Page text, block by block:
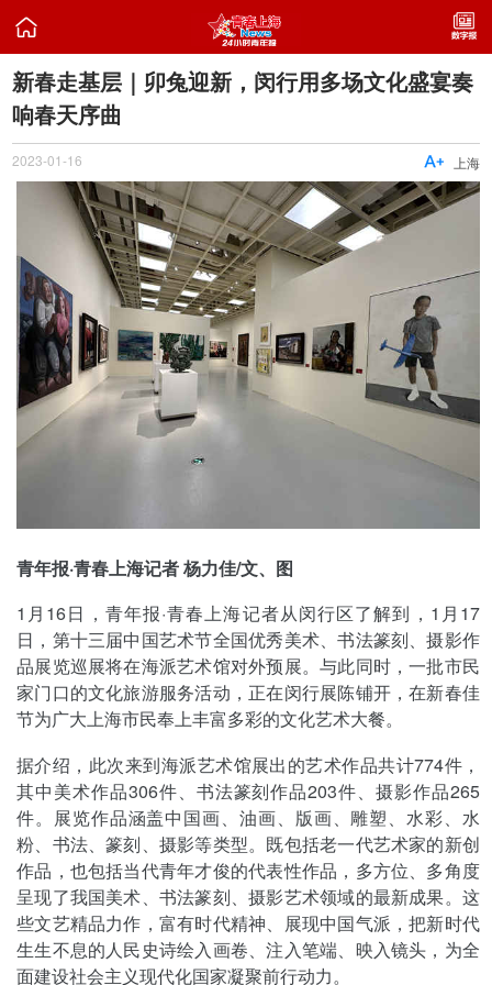

新春走基层｜卯兔迎新，闵行用多场文化盛宴奏
响春天序曲
2023-01-16 上海

青年报·青春上海记者 杨力佳/文、图
1月16日，青年报·青春上海记者从闵行区了解到，1月17
日，第十三届中国艺术节全国优秀美术、书法篆刻、摄影作
品展览巡展将在海派艺术馆对外预展。与此同时，一批市民
家门口的文化旅游服务活动，正在闵行展陈铺开，在新春佳
节为广大上海市民奉上丰富多彩的文化艺术大餐。
据介绍，此次来到海派艺术馆展出的艺术作品共计774件，
其中美术作品306件、书法篆刻作品203件、摄影作品265
件。展览作品涵盖中国画、油画、版画、雕塑、水彩、水
粉、书法、篆刻、摄影等类型。既包括老一代艺术家的新创
作品，也包括当代青年才俊的代表性作品，多方位、多角度
呈现了我国美术、书法篆刻、摄影艺术领域的最新成果。这
些文艺精品力作，富有时代精神、展现中国气派，把新时代
生生不息的人民史诗绘入画卷、注入笔端、映入镜头，为全
面建设社会主义现代化国家凝聚前行动力。